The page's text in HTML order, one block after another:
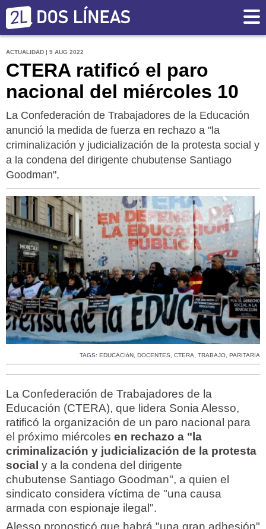
ACTUALIDAD | 9 AUG 2022
CTERA ratificó el paro
nacional del miércoles 10
La Confederación de Trabajadores de la Educación
anunció la medida de fuerza en rechazo a "la
criminalización y judicialización de la protesta social y
a la condena del dirigente chubutense Santiago
Goodman",
TAGS: EDUCACIóN, DOCENTES, CTERA, TRABAJO, PARITARIA
La Confederación de Trabajadores de la
Educación (CTERA), que lidera Sonia Alesso,
ratificó la organización de un paro nacional para
el próximo miércoles en rechazo a "la
criminalización y judicialización de la protesta
social y a la condena del dirigente
chubutense Santiago Goodman", a quien el
sindicato considera víctima de "una causa
armada con espionaje ilegal".